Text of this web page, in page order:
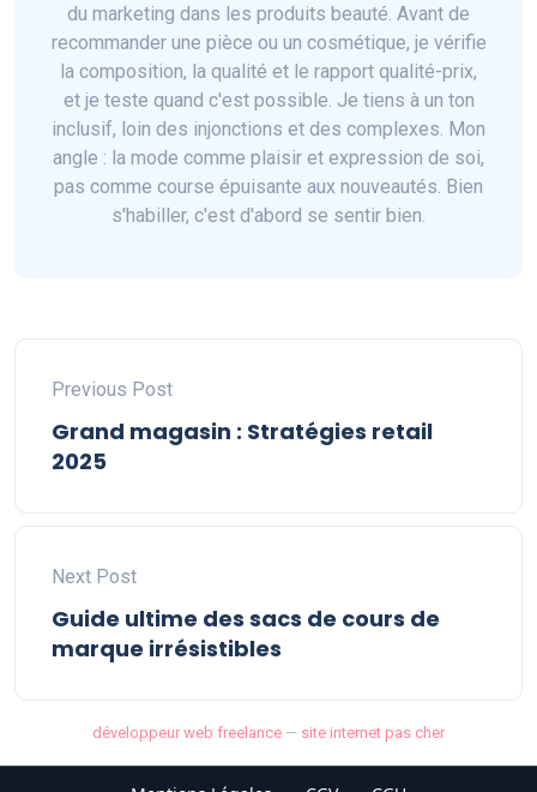
du marketing dans les produits beauté. Avant de
recommander une pièce ou un cosmétique, je vérifie
la composition, la qualité et le rapport qualité-prix,
et je teste quand c'est possible. Je tiens à un ton
inclusif, loin des injonctions et des complexes. Mon
angle : la mode comme plaisir et expression de soi,
pas comme course épuisante aux nouveautés. Bien
s'habiller, c'est d'abord se sentir bien.
Previous Post
Grand magasin : Stratégies retail
2025
Next Post
Guide ultime des sacs de cours de
marque irrésistibles
développeur web freelance — site internet pas cher